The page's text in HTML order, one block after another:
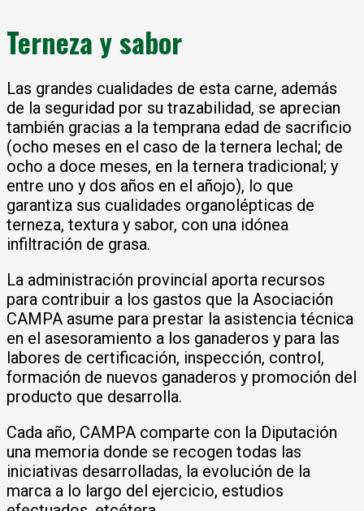
Terneza y sabor
Las grandes cualidades de esta carne, además
de la seguridad por su trazabilidad, se aprecian
también gracias a la temprana edad de sacrificio
(ocho meses en el caso de la ternera lechal; de
ocho a doce meses, en la ternera tradicional; y
entre uno y dos años en el añojo), lo que
garantiza sus cualidades organolépticas de
terneza, textura y sabor, con una idónea
infiltración de grasa.
La administración provincial aporta recursos
para contribuir a los gastos que la Asociación
CAMPA asume para prestar la asistencia técnica
en el asesoramiento a los ganaderos y para las
labores de certificación, inspección, control,
formación de nuevos ganaderos y promoción del
producto que desarrolla.
Cada año, CAMPA comparte con la Diputación
una memoria donde se recogen todas las
iniciativas desarrolladas, la evolución de la
marca a lo largo del ejercicio, estudios